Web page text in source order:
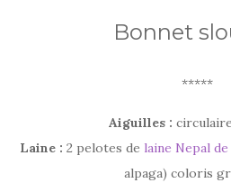
Bonnet
*****
Aiguilles :
Laine : 2 pelotes de laine Nepal
alpaga) coloris